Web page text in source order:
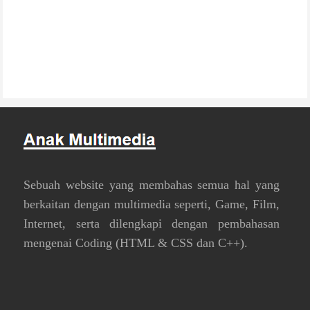
Sebuah website yang membahas semua hal yang
berkaitan dengan multimedia seperti, Game, Film,
Internet, serta dilengkapi dengan pembahasan
mengenai Coding (HTML & CSS dan C++).